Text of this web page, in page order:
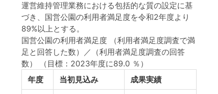
運営維持管理業務における包括的な質の設定に基
づき、国営公園の利用者満足度を令和2年度より
89%以上とする。
国営公園の利用者満足度 （利用者満足度調査で満
足と回答した数）／（利用者満足度調査の回答
数）
（目標：2023年度に89.0 ％）
年度
当初見込み 成果実績